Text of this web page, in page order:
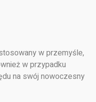
w przemyśle,
w przypadku
na swój nowoczesny